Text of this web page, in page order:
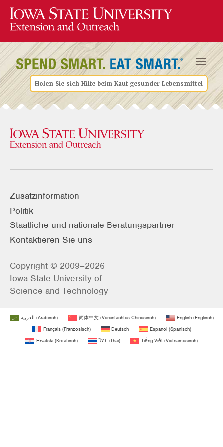
Holen Sie sich Hilfe beim Kauf gesunder Lebensmittel
Zusatzinformation
Politik
Staatliche und nationale Beratungspartner
Kontaktieren Sie uns
Copyright © 2009–2026
Iowa State University of
Science and Technology
العربية (Arabisch) 简体中文(Vereinfachtes Chinesisch) English(Englisch)
Français(Französisch) Deutsch Español(Spanisch)
Hrvatski (Kroatisch) ไทย (Thai) Tiếng Việt (Vietnamesisch)